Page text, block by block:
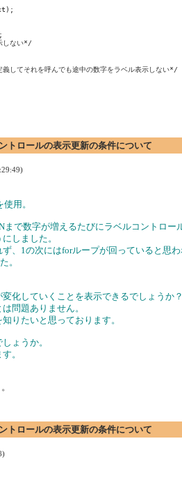
ない*/
てそれを呼んでも途中の数字をラベル表示しない*/
トロールの表示更新の条件について
用。
まで数字が増えるたびにラベルコントロー
しました。
、1の次にはforループが回っていると思わ
。
化していくことを表示できるでしょうか？
問題ありません。
りたいと思っております。
ょうか。
。
トロールの表示更新の条件について